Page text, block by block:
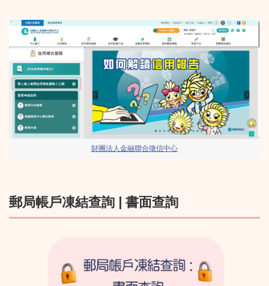
財團法人金融聯合徵信中心
郵局帳戶凍結查詢 | 書面查詢